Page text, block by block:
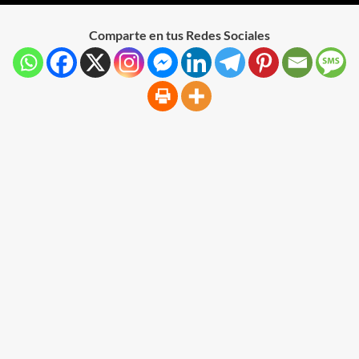
Comparte en tus Redes Sociales